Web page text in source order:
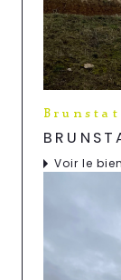
Voir le bien